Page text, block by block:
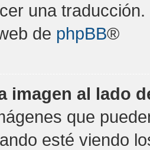
una
de phpBB®
imagen al lado
que
esté viendo